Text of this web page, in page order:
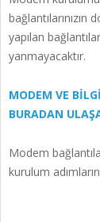
bağlantılarınızın
yapılan
yanmayacaktır.
MODEM VE
BURADAN
Modem
kurulum